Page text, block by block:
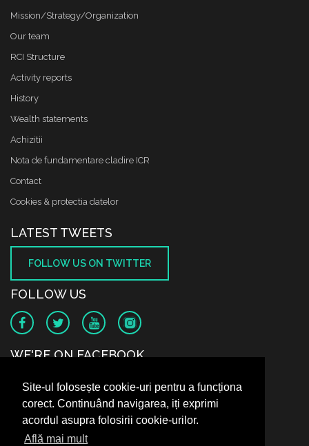
Site-ul folosește cookie-uri pentru a funcționa
corect. Continuând navigarea, iți exprimi
acordul asupra folosirii cookie-urilor.
Află mai mult
Mission/Strategy/Organization
Our team
RCI Structure
Activity reports
History
Wealth statements
Achizitii
Nota de fundamentare cladire ICR
Contact
Cookies & protectia datelor
LATEST TWEETS
FOLLOW US ON TWITTER
FOLLOW US
WE'RE ON FACEBOOK